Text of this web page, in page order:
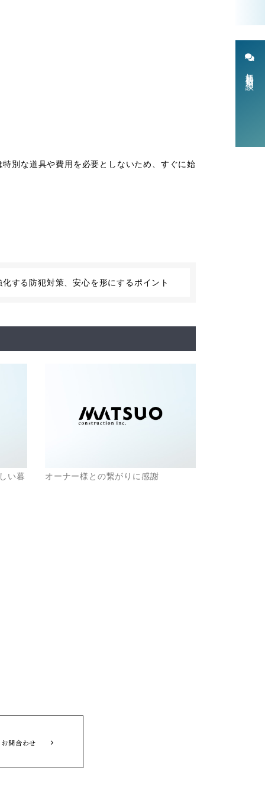
別な道具や費用を必要としないため、すぐに始
する防犯対策、安心を形にするポイント
い暮
オーナー様との繋がりに感謝
無料個別相談
お問合わせ